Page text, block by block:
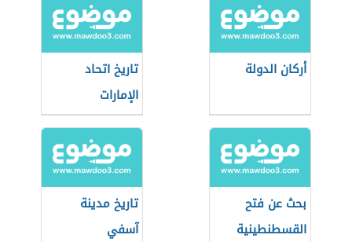
أركان الدولة
تاريخ اتحاد
الإمارات
بحث عن فتح
القسطنطينية
تاريخ مدينة
آسفي